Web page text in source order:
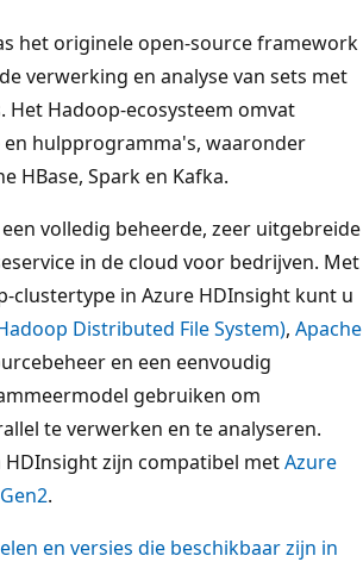
het originele open-source framework
verwerking en analyse van sets met
Het Hadoop-ecosysteem omvat
hulpprogramma's, waaronder
HBase, Spark en Kafka.
volledig beheerde, zeer uitgebreide
in de cloud voor bedrijven. Met
clustertype in Azure HDInsight kunt u
Distributed File System), Apache
en een eenvoudig
gebruiken om
te verwerken en te analyseren.
zijn compatibel metAzure
.
en versies die beschikbaar zijn in